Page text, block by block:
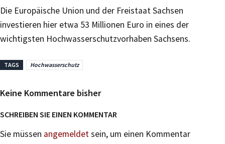
Die Europäische Union und der Freistaat Sachsen
investieren hier etwa 53 Millionen Euro in eines der
wichtigsten Hochwasserschutzvorhaben Sachsens.
TAGS Hochwasserschutz
Keine Kommentare bisher
SCHREIBEN SIE EINEN KOMMENTAR
Sie müssen angemeldetsein, um einen Kommentar